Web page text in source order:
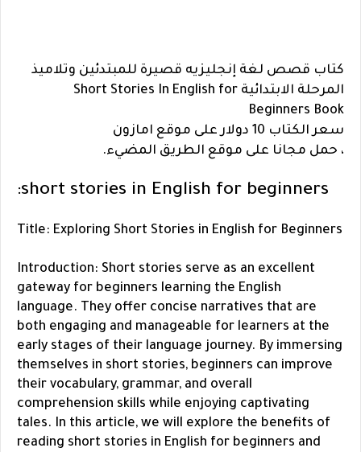
كتاب قصص لغة إنجليزيه قصيرة للمبتدئين وتلاميذ
المرحلة الابتدائية Short Stories In English for
Beginners Book
سعر الكتاب 10 دولار على موقع امازون
، حمل مجانا على موقع الطريق المضيء.
Title: Exploring Short Stories in English for Beginners
Introduction: Short stories serve as an excellent
gateway for beginners learning the English
language. They offer concise narratives that are
both engaging and manageable for learners at the
early stages of their language journey. By immersing
themselves in short stories, beginners can improve
their vocabulary, grammar, and overall
comprehension skills while enjoying captivating
tales. In this article, we will explore the benefits of
reading short stories in English for beginners and